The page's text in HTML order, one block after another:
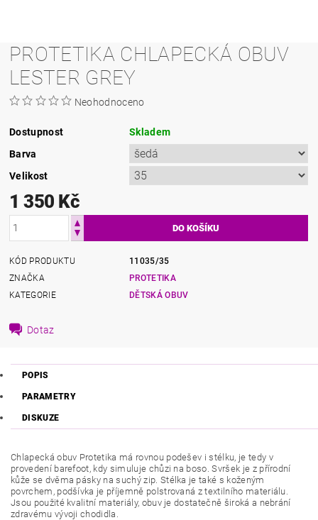
PROTETIKA CHLAPECKÁ OBUV
LESTER GREY
Neohodnoceno
Dostupnost
Skladem
Barva
Velikost
1 350 Kč
KÓD PRODUKTU
11035/35
ZNAČKA
PROTETIKA
KATEGORIE
DĚTSKÁ OBUV
Dotaz
POPIS
PARAMETRY
DISKUZE
Chlapecká obuv Protetika má rovnou podešev i stélku, je tedy v
provedení barefoot, kdy simuluje chůzi na boso. Svršek je z přírodní
kůže se dvěma pásky na suchý zip. Stélka je také s koženým
povrchem, podšívka je příjemně polstrovaná z textilního materiálu.
Jsou použité kvalitní materiály, obuv je dostatečně široká a nebrání
zdravému vývoji chodidla.